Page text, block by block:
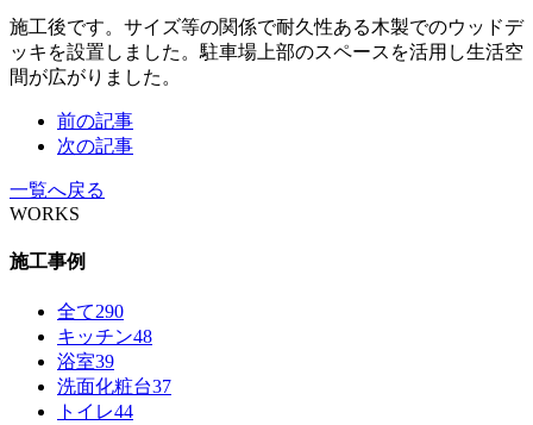
施工後です。サイズ等の関係で耐久性ある木製でのウッドデ
ッキを設置しました。駐車場上部のスペースを活用し生活空
間が広がりました。
前の記事
次の記事
一覧へ戻る
WORKS
施工事例
全て290
キッチン48
浴室39
洗面化粧台37
トイレ44